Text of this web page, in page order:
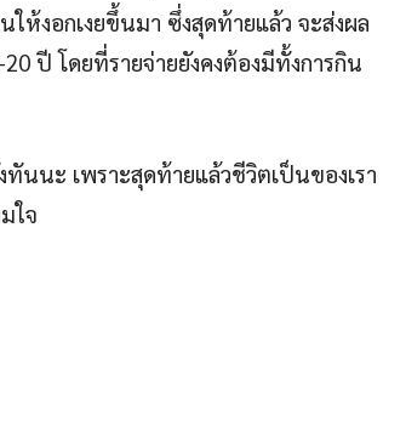
ห้งอกเงยขึ้นมา ซึ่งสุดท้ายแล้ว จะส่งผล
ปี โดยที่รายจ่ายยังคงต้องมีทั้งการกิน
นนะ เพราะสุดท้ายแล้วชีวิตเป็นของเรา
ใจ